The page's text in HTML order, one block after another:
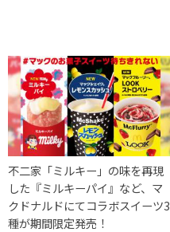
不二家「ミルキー」の味を再現
した『ミルキーパイ』など、マ
クドナルドにてコラボスイーツ3
種が期間限定発売！